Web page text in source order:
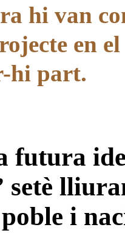
hi van
en
hi part.
futura
setè
i